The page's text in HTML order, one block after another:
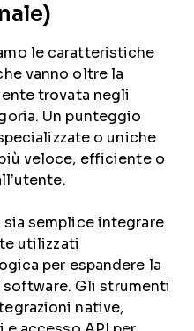
le caratteristiche
vanno oltre la
trovata negli
Un punteggio
o uniche
veloce, efficiente o
semplice integrare
utilizzati
per espandere la
Gli strumenti
native,